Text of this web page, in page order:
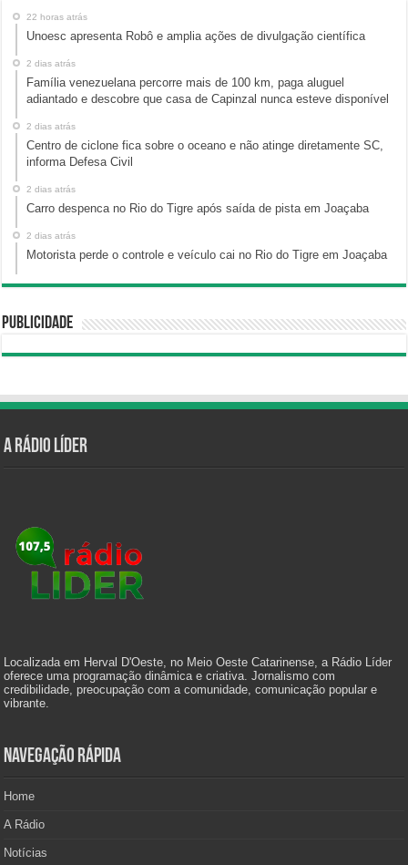
22 horas atrás
Unoesc apresenta Robô e amplia ações de divulgação científica
2 dias atrás
Família venezuelana percorre mais de 100 km, paga aluguel
adiantado e descobre que casa de Capinzal nunca esteve disponível
2 dias atrás
Centro de ciclone fica sobre o oceano e não atinge diretamente SC,
informa Defesa Civil
2 dias atrás
Carro despenca no Rio do Tigre após saída de pista em Joaçaba
2 dias atrás
Motorista perde o controle e veículo cai no Rio do Tigre em Joaçaba
Publicidade
A Rádio Líder
Localizada em Herval D'Oeste, no Meio Oeste Catarinense, a Rádio Líder
oferece uma programação dinâmica e criativa. Jornalismo com
credibilidade, preocupação com a comunidade, comunicação popular e
vibrante.
Navegação Rápida
Home
A Rádio
Notícias